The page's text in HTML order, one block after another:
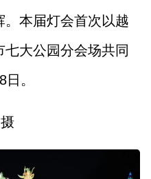
。本届灯会首次以越
大公园分会场共同
。